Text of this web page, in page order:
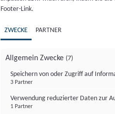
Footer-Link.
ZWECKE PARTNER
Allgemein Zwecke (7)
Speichern von oder Zugriff auf
3 Partner
Verwendung reduzierter Daten zur
1 Partner